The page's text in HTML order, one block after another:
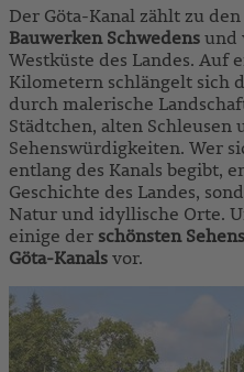
Der Göta-Kanal zählt zu den
Bauwerken Schwedensund
Westküste des Landes. Auf
Kilometern schlängelt sich
durch malerische
Städtchen, alten
Sehenswürdigkeiten. Wer
entlang des Kanals begibt,
Geschichte des Landes,
Natur und idyllische Orte.
einige der schönsten
Göta-Kanalsvor.